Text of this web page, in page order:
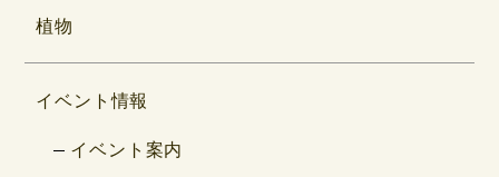
植物
イベント情報
イベント案内